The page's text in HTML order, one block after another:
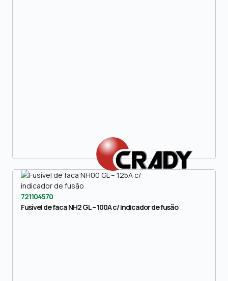
721104570
Fusível de faca NH2 GL – 100A c/ indicador de fusão